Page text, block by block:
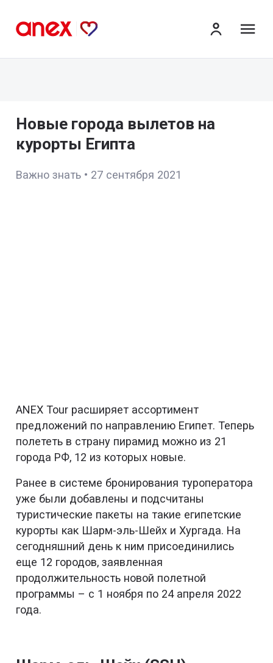
Новые города вылетов на
курорты Египта
Важно знать • 27 сентября 2021
ANEX Tour расширяет ассортимент
предложений по направлению Египет. Теперь
полететь в страну пирамид можно из 21
города РФ, 12 из которых новые.
Ранее в системе бронирования туроператора
уже были добавлены и подсчитаны
туристические пакеты на такие египетские
курорты как Шарм-эль-Шейх и Хургада. На
сегодняшний день к ним присоединились
еще 12 городов, заявленная
продолжительность новой полетной
программы – с 1 ноября по 24 апреля 2022
года.